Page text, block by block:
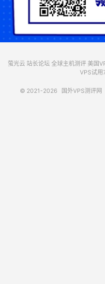
萤光云 站长论坛 全球主机测评 美国
VPS试用
© 2021-2026 国外VPS测评网